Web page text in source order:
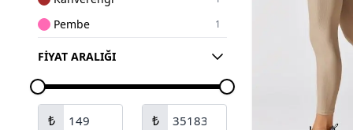
Pembe 1
Sarı
FIYAT ARALIĞI
₺ ₺